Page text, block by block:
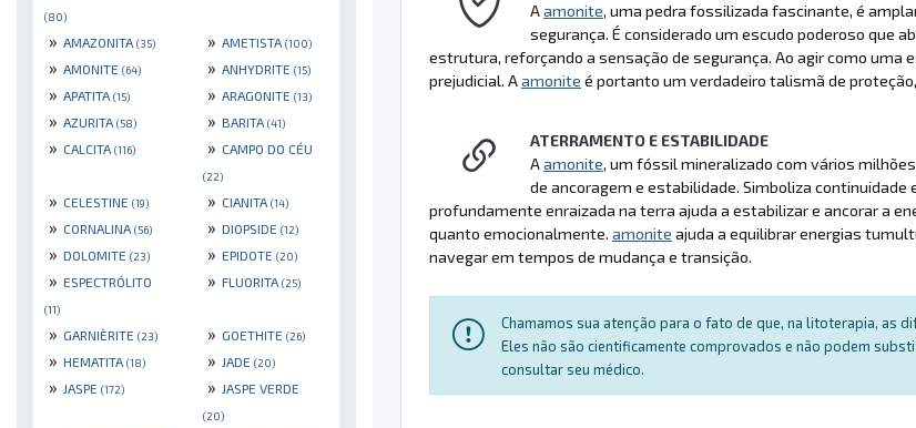
(80)
» AMAZONITA (35) » AMETISTA (100)
» AMONITE (64) » ANHYDRITE (15)
» APATITA (15) » ARAGONITE (13)
» AZURITA (58) » BARITA (41)
» CALCITA (116) » CAMPO DO CÉU
(22)
» CELESTINE (19) » CIANITA (14)
» CORNALINA (56) » DIOPSIDE (12)
» DOLOMITE (23) » EPIDOTE (20)
» ESPECTRÓLITO
(11)
» FLUORITA (25)
» GARNIÈRITE (23) » GOETHITE (26)
» HEMATITA (18) » JADE (20)
» JASPE (172) » JASPE VERDE
(20)
Aamonite, uma pedra fossilizada fascinante, é
segurança. É considerado um escudo poderoso que
estrutura, reforçando a sensação de segurança. Ao agir como uma
prejudicial. Aamonite é portanto um verdadeiro talismã de
ATERRAMENTO E ESTABILIDADE
Aamonite, um fóssil mineralizado com vários
de ancoragem e estabilidade. Simboliza
profundamente enraizada na terra ajuda a estabilizar e ancorar a
quanto emocionalmente. amonite ajuda a equilibrar energias
navegar em tempos de mudança e transição.
Chamamos sua atenção para o fato de que, na litoterapia, as
Eles não são cientificamente comprovados e não podem
consultar seu médico.